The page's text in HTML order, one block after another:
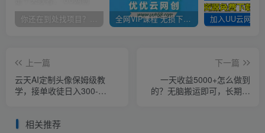
你还在到处找项目？还在当韭菜？我靠卖项目一个月收入5万+，曾经我也是个失败者。 全网VIP课程 无损下载~
上一篇
云天AI定制头像保姆级教
学，接单收徒日入300-
下一篇
一天收益5000+怎么做到
的？无脑搬运即可，长期稳
相关推荐